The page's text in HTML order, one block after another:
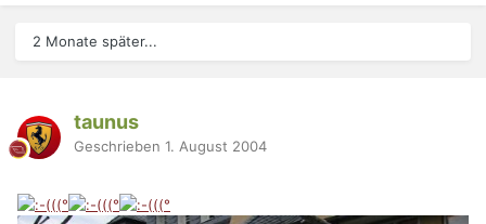
2 Monate später...
taunus
Geschrieben 1. August 2004